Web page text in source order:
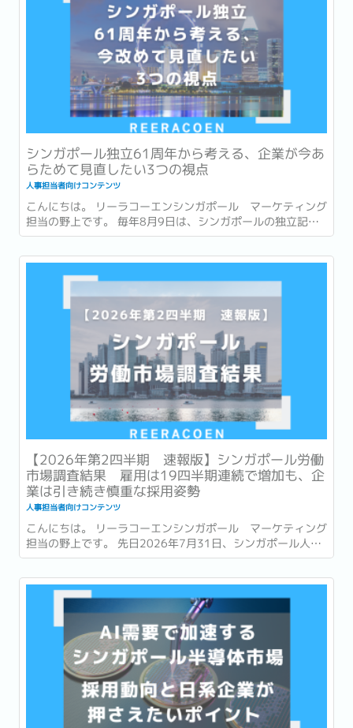
シンガポール独立61周年から考える、企業が今あ
らためて見直したい3つの視点
人事担当者向けコンテンツ
こんにちは。 リーラコーエンシンガポール マーケティング
担当の野上です。 毎年8月9日は、シンガポールの独立記念
日 (National Day) です。 今年2026年は独立から61周年を
迎える年です。 街中には国旗や記念装飾が並び、毎年恒例の
National Day Parade...
【2026年第2四半期 速報版】シンガポール労働
市場調査結果 雇用は19四半期連続で増加も、企
業は引き続き慎重な採用姿勢
人事担当者向けコンテンツ
こんにちは。 リーラコーエンシンガポール マーケティング
担当の野上です。 先日2026年7月31日、シンガポール人材
開発省 (Ministry of Manpower : 以降MOM) は、2026年第
2四半期 (4~6月) の労働市場速報 (Labour Market
Advance...